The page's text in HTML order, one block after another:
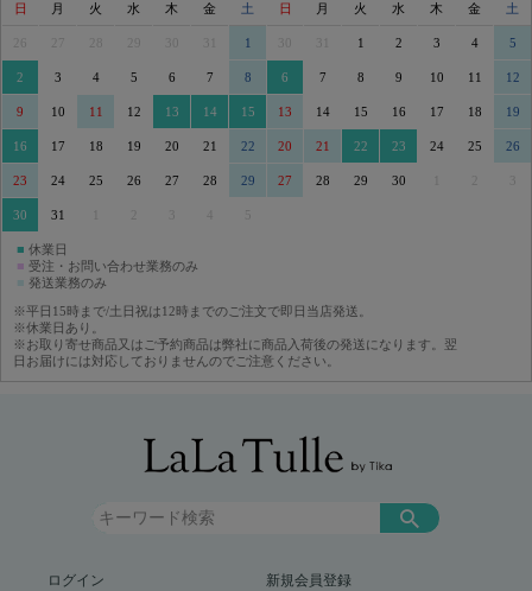
日 月 火 水 木 金 土
29 30 31 1
2 3 4 5 6 7 8
9 10 11 12 13 14 15
16 17 18 19 20 21 22
23 24 25 26 27 28 29
30 31 3 5
日 月 火 水 木 金 土
30 31 1 2 3 4 5
6 7 8 9 10 11 12
13 14 15 16 17 18 19
20 21 22 23 24 25 26
27 28 29 30 3
■ 休業日
■ 受注・お問い合わせ業務のみ
■ 発送業務のみ
※平日15時まで/土日祝は12時までのご注文で即日当店発送。
※休業日あり。
※お取り寄せ商品又はご予約商品は弊社に商品入荷後の発送になります。翌
日お届けには対応しておりませんのでご注意ください。
ログイン 新規会員登録